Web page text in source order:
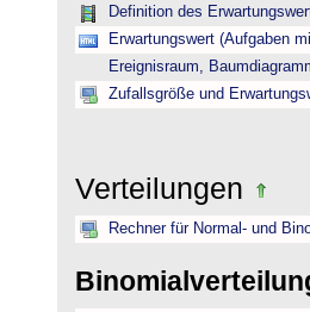
Definition des
Erwartungswert (Aufgaben
Ereignisraum,
Zufallsgröße und
Verteilungen
Rechner für Normal- und